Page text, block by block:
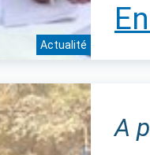
Actualité
A